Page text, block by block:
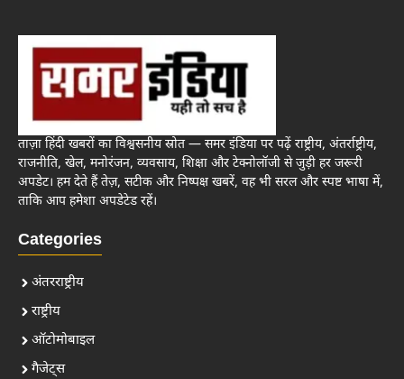
ताज़ा हिंदी खबरों का विश्वसनीय स्रोत — समर इंडिया पर पढ़ें राष्ट्रीय, अंतर्राष्ट्रीय,
राजनीति, खेल, मनोरंजन, व्यवसाय, शिक्षा और टेक्नोलॉजी से जुड़ी हर जरूरी
अपडेट। हम देते हैं तेज़, सटीक और निष्पक्ष खबरें, वह भी सरल और स्पष्ट भाषा में,
ताकि आप हमेशा अपडेटेड रहें।
Categories
अंतरराष्ट्रीय
राष्ट्रीय
ऑटोमोबाइल
गैजेट्स